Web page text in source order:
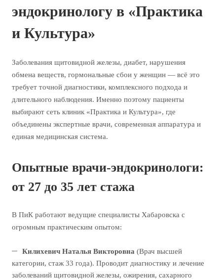
эндокринологу в «Практика
и Культура»
Заболевания щитовидной железы, диабет, нарушения
обмена веществ, гормональные сбои у женщин — всё это
требует точной диагностики, комплексного подхода и
длительного наблюдения. Именно поэтому пациенты
выбирают сеть клиник «Практика и Культура», где
объединены экспертные врачи, современная аппаратура и
единая медицинская система.
Опытные врачи-эндокринологи:
от 27 до 35 лет стажа
В ПиК работают ведущие специалисты Хабаровска с
огромным практическим опытом:
Килихевич Наталья Викторовна (Врач высшей
категории, стаж 33 года). Проводит диагностику и лечение
заболеваний щитовидной железы, ожирения, сахарного